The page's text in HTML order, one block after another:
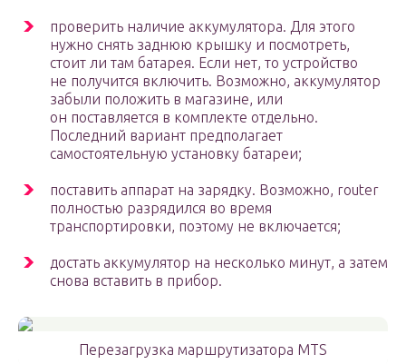
проверить наличие аккумулятора. Для этого
нужно снять заднюю крышку и посмотреть,
стоит ли там батарея. Если нет, то устройство
не получится включить. Возможно, аккумулятор
забыли положить в магазине, или
он поставляется в комплекте отдельно.
Последний вариант предполагает
самостоятельную установку батареи;
поставить аппарат на зарядку. Возможно, router
полностью разрядился во время
транспортировки, поэтому не включается;
достать аккумулятор на несколько минут, а затем
снова вставить в прибор.
Перезагрузка маршрутизатора MTS